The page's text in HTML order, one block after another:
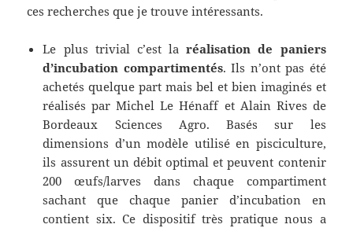
ces recherches que je trouve intéressants.
Le plus trivial c’est laréalisation de paniers
d’incubation compartimentés. Ils n’ont pas été
achetés quelque part mais bel et bien imaginés et
réalisés par Michel Le Hénaff et Alain Rives de
Bordeaux Sciences Agro. Basés sur les
dimensions d’un modèle utilisé en pisciculture,
ils assurent un débit optimal et peuvent contenir
200 œufs/larves dans chaque compartiment
sachant que chaque panier d’incubation en
contient six. Ce dispositif très pratique nous a